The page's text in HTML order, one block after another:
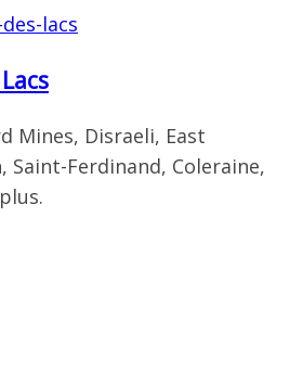
Mines, Disraeli, East
Saint-Ferdinand, Coleraine,